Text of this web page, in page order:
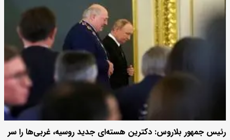
رئیس جمهور بلاروس: دکترین هسته‌ای جدید روسیه، غربی‌ها را سر